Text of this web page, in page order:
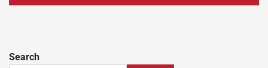
Search